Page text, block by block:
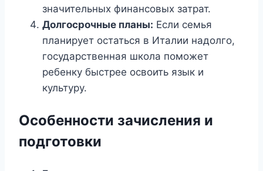
значительных финансовых затрат.
Долгосрочные планы: Если семья
планирует остаться в Италии надолго,
государственная школа поможет
ребенку быстрее освоить язык и
культуру.
Особенности зачисления и
подготовки